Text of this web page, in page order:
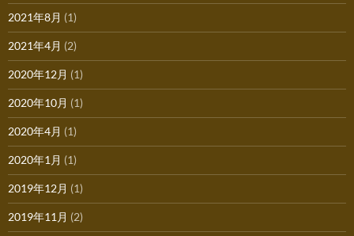
2021年8月 (1)
2021年4月 (2)
2020年12月 (1)
2020年10月 (1)
2020年4月 (1)
2020年1月 (1)
2019年12月 (1)
2019年11月 (2)